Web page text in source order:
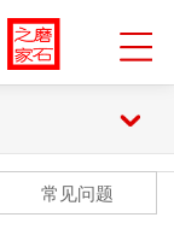
常见问题